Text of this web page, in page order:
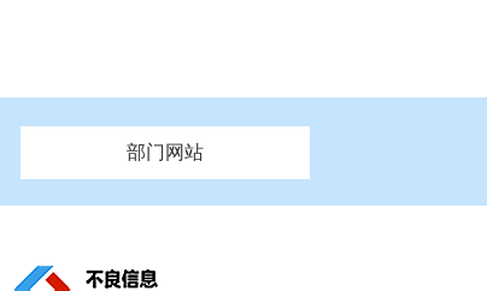
福建 江西 河南 湖北
泰州市政府 盐城市政府
市人社局 市自然资源和规划局
部门网站